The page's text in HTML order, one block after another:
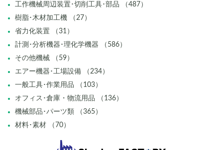
工作機械周辺装置･切削工具･部品 （487）
樹脂･木材加工機 （27）
省力化装置 （31）
計測･分析機器･理化学機器 （586）
その他機械 （59）
エアー機器･工場設備 （234）
一般工具･作業用品 （103）
オフィス･倉庫・物流用品 （136）
機械部品･パーツ類 （365）
材料･素材 （70）